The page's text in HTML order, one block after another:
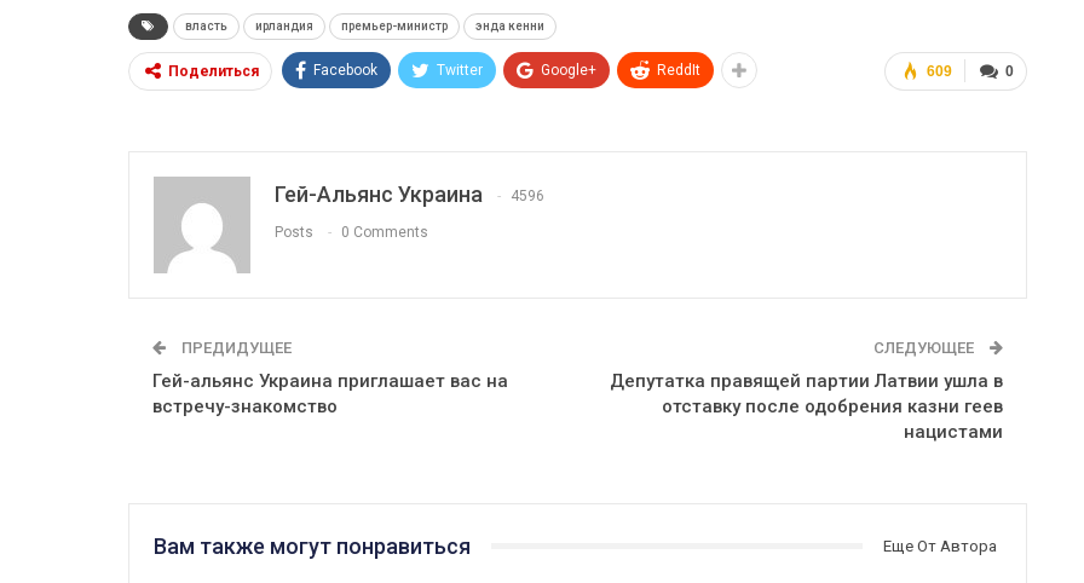
власть ирландия премьер-министр энда кенни
0
609
Поделиться Facebook Twitter Google+ ReddIt
Гей-Альянс Украина 4596
Posts 0 Comments
ПРЕДИДУЩЕЕ
Гей-альянс Украина приглашает вас на
встречу-знакомство
СЛЕДУЮЩЕЕ
Депутатка правящей партии Латвии ушла в
отставку после одобрения казни геев
нацистами
Вам также могут понравиться Еще От Автора